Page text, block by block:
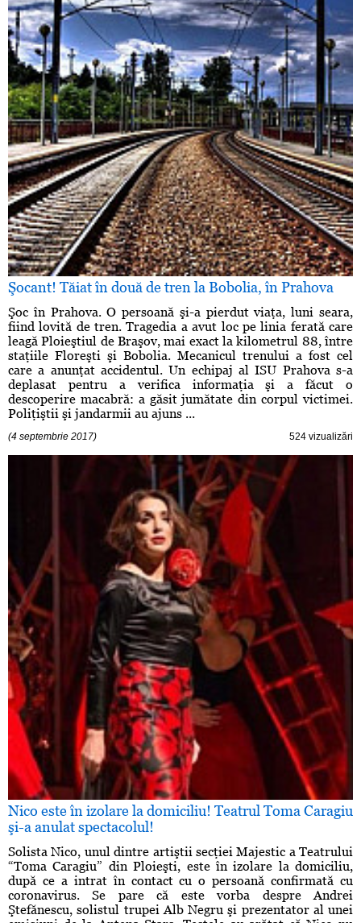
Şocant! Tăiat în două de tren la Bobolia, în Prahova
Şoc în Prahova. O persoană şi-a pierdut viaţa, luni seara,
fiind lovită de tren. Tragedia a avut loc pe linia ferată care
leagă Ploieştiul de Braşov, mai exact la kilometrul 88, între
staţiile Floreşti şi Bobolia. Mecanicul trenului a fost cel
care a anunţat accidentul. Un echipaj al ISU Prahova s-a
deplasat pentru a verifica informaţia şi a făcut o
descoperire macabră: a găsit jumătate din corpul victimei.
Poliţiştii şi jandarmii au ajuns ...
(4 septembrie 2017) 524 vizualizări
Nico este în izolare la domiciliu! Teatrul Toma Caragiu
şi-a anulat spectacolul!
Solista Nico, unul dintre artiştii secţiei Majestic a Teatrului
“Toma Caragiu” din Ploieşti, este în izolare la domiciliu,
după ce a intrat în contact cu o persoană confirmată cu
coronavirus. Se pare că este vorba despre Andrei
Ştefănescu, solistul trupei Alb Negru şi prezentator al unei